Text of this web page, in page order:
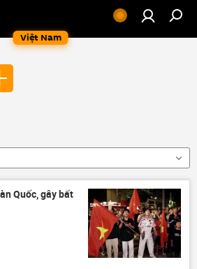
Việt Nam
Quốc, gây bất